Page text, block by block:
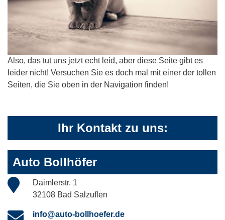
Also, das tut uns jetzt echt leid, aber diese Seite gibt es
leider nicht! Versuchen Sie es doch mal mit einer der tollen
Seiten, die Sie oben in der Navigation finden!
Ihr Kontakt zu uns:
Auto Bollhöfer
Daimlerstr. 1
32108 Bad Salzuflen
info@auto-bollhoefer.de